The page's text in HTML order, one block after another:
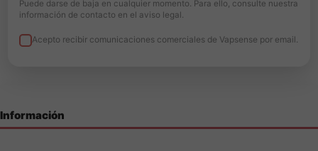
Puede darse de baja en cualquier momento. Para ello, consulte nuestra
información de contacto en el aviso legal.
Acepto recibir comunicaciones comerciales de Vapsense por email.
Información